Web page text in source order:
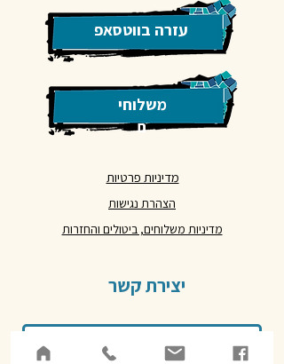
עזרה בווטסאפ
משלוחי
ם
מדיניות פרטיות
הצהרת נגישות
מדיניות משלוחים, ביטולים והחזרות
יצירת קשר